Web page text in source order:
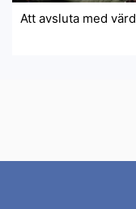
Att avsluta med